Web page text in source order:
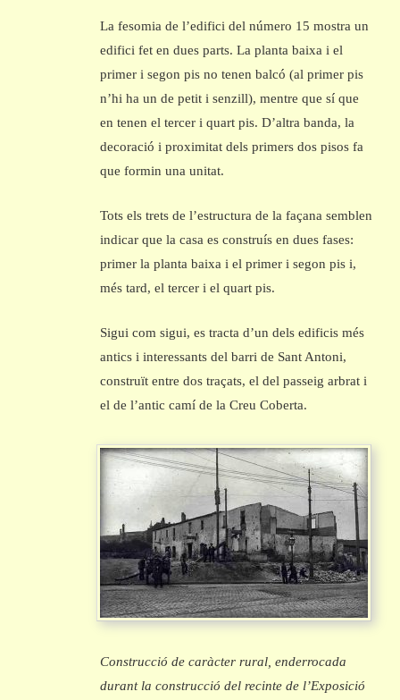
La fesomia de l’edifici del número 15 mostra un
edifici fet en dues parts. La planta baixa i el
primer i segon pis no tenen balcó (al primer pis
n’hi ha un de petit i senzill), mentre que sí que
en tenen el tercer i quart pis. D’altra banda, la
decoració i proximitat dels primers dos pisos fa
que formin una unitat.
Tots els trets de l’estructura de la façana semblen
indicar que la casa es construís en dues fases:
primer la planta baixa i el primer i segon pis i,
més tard, el tercer i el quart pis.
Sigui com sigui, es tracta d’un dels edificis més
antics i interessants del barri de Sant Antoni,
construït entre dos traçats, el del passeig arbrat i
el de l’antic camí de la Creu Coberta.
Construcció de caràcter rural, enderrocada
durant la construcció del recinte de l’Exposició